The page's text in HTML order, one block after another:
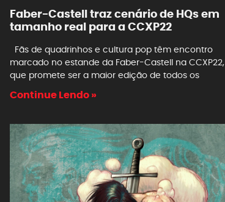
Faber-Castell traz cenário de HQs em
tamanho real para a CCXP22
Fãs de quadrinhos e cultura pop têm encontro
marcado no estande da Faber-Castell na CCXP22,
que promete ser a maior edição de todos os
Continue Lendo »